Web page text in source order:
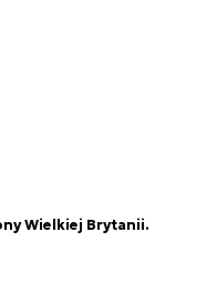
Wielkiej Brytanii.